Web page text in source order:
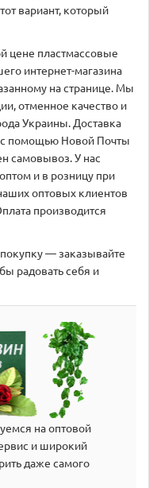
вариант, который
цене пластмассовые
интернет-магазина
на странице. Мы
отменное качество и
Украины. Доставка
с помощью Новой Почты
самовывоз. У нас
и в розницу при
оптовых клиентов
производится
— заказывайте
радовать себя и
на оптовой
и широкий
даже самого